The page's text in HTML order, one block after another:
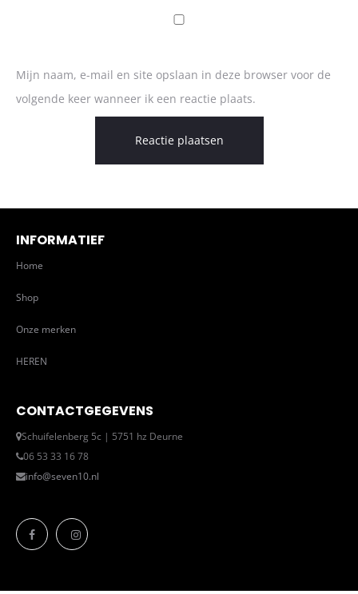
Mijn naam, e-mail en site opslaan in deze browser voor de
volgende keer wanneer ik een reactie plaats.
INFORMATIEF
Home
Shop
Onze merken
HEREN
CONTACTGEGEVENS
Schuifelenberg 5c | 5751 hz Deurne
06 53 33 16 78
info@seven10.nl